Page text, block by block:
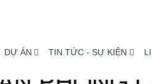
DỰ ÁN TIN TỨC - SỰ KIỆN